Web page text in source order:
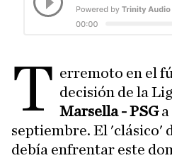
T erremoto en el
decisión de la
Marsella - PSGa
septiembre. El 'clásico'
debía enfrentar este